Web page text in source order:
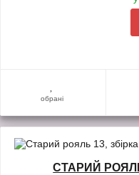
обрані
СТАРИЙ